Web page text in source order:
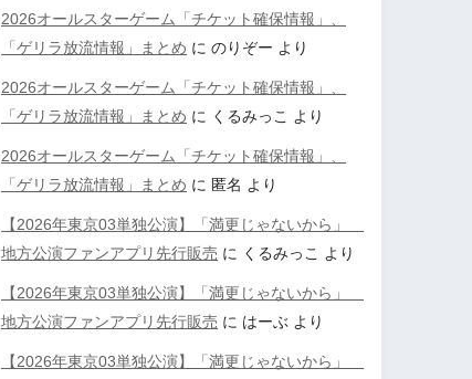
2026オールスターゲーム「チケット確保情報」、
「ゲリラ放流情報」まとめ に のりぞー より
2026オールスターゲーム「チケット確保情報」、
「ゲリラ放流情報」まとめ に くるみっこ より
2026オールスターゲーム「チケット確保情報」、
「ゲリラ放流情報」まとめ に 匿名 より
【2026年東京03単独公演】「満更じゃないから」
地方公演ファンアプリ先行販売 に くるみっこ より
【2026年東京03単独公演】「満更じゃないから」
地方公演ファンアプリ先行販売 に はーぶ より
【2026年東京03単独公演】「満更じゃないから」